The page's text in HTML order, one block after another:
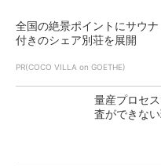
全国の絶景ポイントにサウナ
付きのシェア別荘を展開
PR(COCO VILLA on GOETHE)
量産プロセ
査ができな